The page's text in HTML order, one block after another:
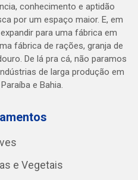
conhecimento e aptidão
por um espaço maior. E, em
para uma fábrica em
fábrica de rações, granja de
De lá pra cá, não paramos
de larga produção em
e Bahia.
e Vegetais